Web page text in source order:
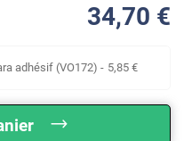
34,70 €
adhésif (VO172) - 5,85 €